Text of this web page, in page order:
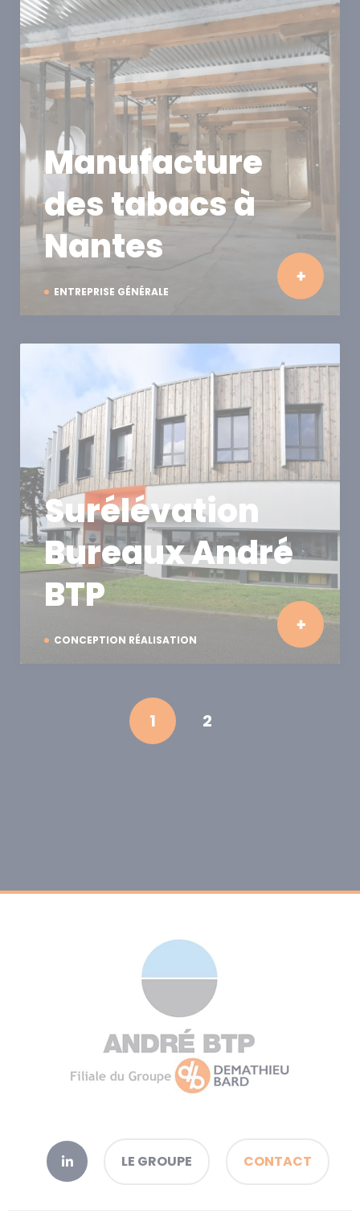
ENTREPRISE GÉNÉRALE
Manufacture
des tabacs à
Nantes
CONCEPTION RÉALISATION
Surélévation
Bureaux André
BTP
1 2
LE GROUPE CONTACT